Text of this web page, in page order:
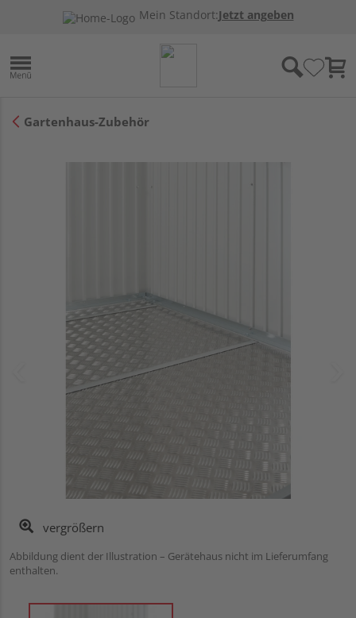
Mein Standort:Jetzt angeben
Gartenhaus-Zubehör
vergrößern
Abbildung dient der Illustration – Gerätehaus nicht im Lieferumfang
enthalten.